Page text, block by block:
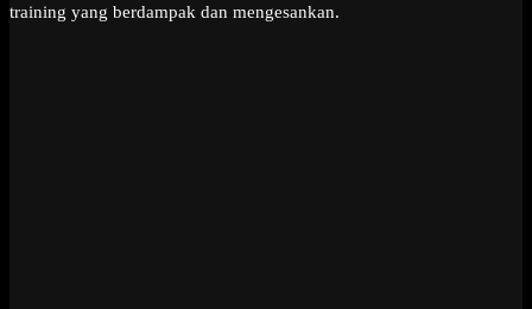
training yang berdampak dan mengesankan.